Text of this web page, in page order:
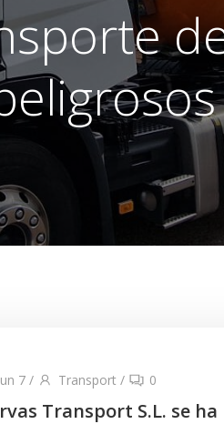
7 / Transport / 0
Transport S.L. se ha